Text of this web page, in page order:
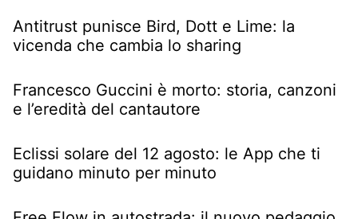
Antitrust punisce Bird, Dott e Lime: la
vicenda che cambia lo sharing
Francesco Guccini è morto: storia, canzoni
e l’eredità del cantautore
Eclissi solare del 12 agosto: le App che ti
guidano minuto per minuto